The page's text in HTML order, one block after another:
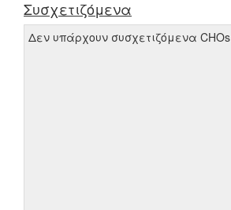
Συσχετιζόμενα
Δεν υπάρχουν συσχετιζόμενα CHOs